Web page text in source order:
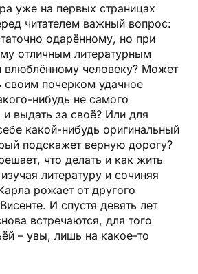
уже на первых страницах
читателем важный вопрос:
одарённому, но при
отличным литературным
влюблённому человеку? Может
своим почерком удачное
нибудь не самого
и выдать за своё? Или для
какой-нибудь оригинальный
подскажет верную дорогу?
что делать и как жить
литературу и сочиняя
рожает от другого
И спустя девять лет
встречаются, для того
– увы, лишь на какое-то